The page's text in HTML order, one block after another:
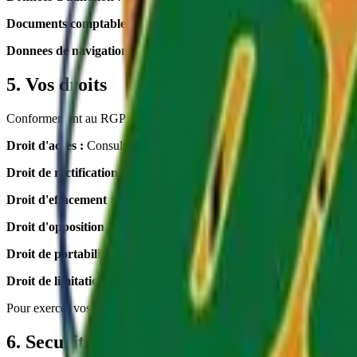
Documents comptables : 10 ans
Donnees de navigation :13 mois maximum
5. Vos droits
Conformement au RGPD, vous disposez des droits suivants :
Droit d'acces : Consulter vos donnees
Droit de rectification :
Corriger vos donnees
Droit d'effacement :Supprimer vos donnees
Droit d'opposition :
Refuser certains traitements
Droit de portabilite :
Recuperer vos donnees
Droit de limitation :
Restreindre l'usage
Pour exercer vos droits, contactez-nous a :
6. Securite des donnees